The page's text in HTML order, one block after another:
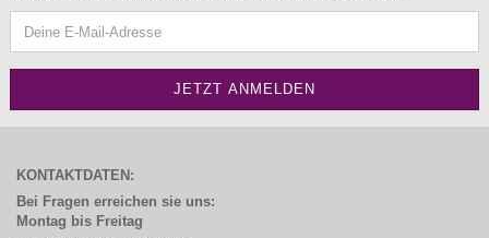
KONTAKTDATEN:
Bei Fragen erreichen sie uns:
Montag bis Freitag